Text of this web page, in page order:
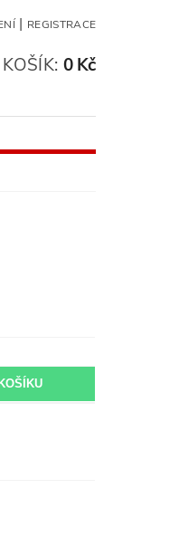
| REGISTRACE
KOŠÍK: 0 Kč